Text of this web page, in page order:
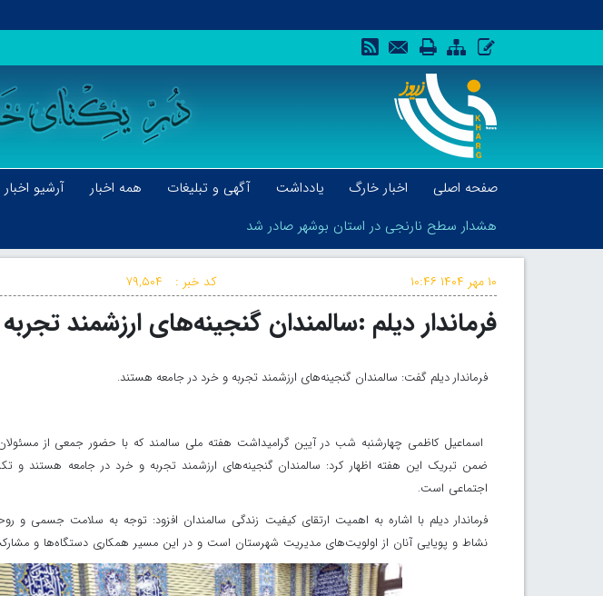
صفحه اصلی اخبار خارگ یادداشت آگهی و تبلیغات همه اخبار آرشیو اخبار
هشدار سطح نارنجی در استان بوشهر صادر شد
هشدار سطح نارنجی در استان بوشهر صادر شد
کد خبر : ۷۹,۵۰۴ ۱۰ مهر ۱۴۰۴ ۱۰:۴۶
فرماندار دیلم :سالمندان گنجینه‌های ارزشمند
فرماندار دیلم گفت: سالمندان گنجینه‌های ارزشمند تجربه و خرد در جامعه هستند.
اسماعیل کاظمی چهارشنبه شب در آیین گرامیداشت هفته ملی سالمند که با حضور جمعی از
ضمن تبریک این هفته اظهار کرد: سالمندان گنجینه‌های ارزشمند تجربه و خرد در جامعه هستند و
اجتماعی است.
فرماندار دیلم با اشاره به اهمیت ارتقای کیفیت زندگی سالمندان افزود: توجه به سلامت جسمی و
نشاط و پویایی آنان از اولویت‌های مدیریت شهرستان است و در این مسیر همکاری دستگاه‌ها و